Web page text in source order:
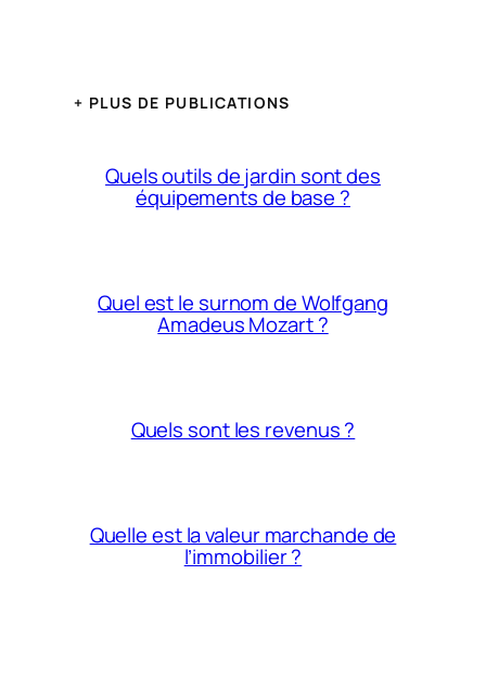
+ PLUS DE PUBLICATIONS
Quels outils de jardin sont des
équipements de base ?
Quel est le surnom de Wolfgang
Amadeus Mozart ?
Quels sont les revenus ?
Quelle est la valeur marchande de
l’immobilier ?